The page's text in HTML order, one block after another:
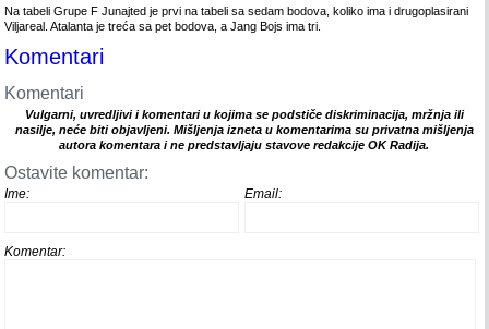
Na tabeli Grupe F Junajted je prvi na tabeli sa sedam bodova, koliko ima i drugoplasirani
Viljareal. Atalanta je treća sa pet bodova, a Jang Bojs ima tri.
Komentari
Komentari
Vulgarni, uvredljivi i komentari u kojima se podstiče diskriminacija, mržnja ili
nasilje, neće biti objavljeni. Mišljenja izneta u komentarima su privatna mišljenja
autora komentara i ne predstavljaju stavove redakcije OK Radija.
Ostavite komentar:
Ime: Email:
Komentar: